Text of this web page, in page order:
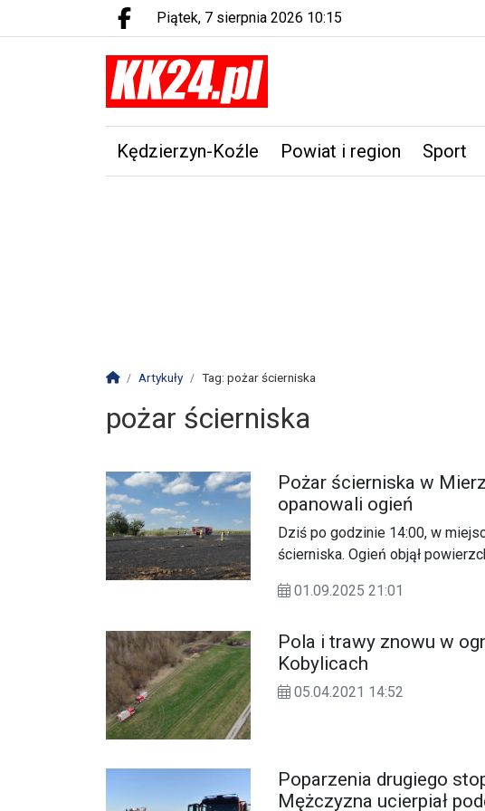
Facebook.com
piątek, 7 sierpnia 2026 10:15
Kędzierzyn-Koźle Powiat i region Sport
Strona główna
Artykuły Tag: pożar ścierniska
pożar ścierniska
Pożar ścierniska w
opanowali ogień
Dziś po godzinie 14:00, w
ścierniska. Ogień objął
01.09.2025 21:01
Pola i trawy znowu w
Kobylicach
05.04.2021 14:52
Poparzenia drugiego
Mężczyzna ucierpiał